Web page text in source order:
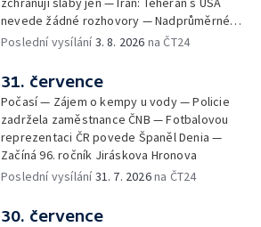
nevede žádné rozhovory — Nadprůměrné
množství vos v Česku
Poslední vysílání3. 8. 2026 na ČT24
31. července
Počasí — Zájem o kempy u vody — Policie
zadržela zaměstnance ČNB — Fotbalovou
reprezentaci ČR povede Španěl Denia —
Začíná 96. ročník Jiráskova Hronova
Poslední vysílání31. 7. 2026na ČT24
30. července